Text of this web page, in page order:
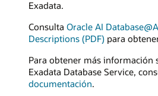
Exadata.
Consulta Oracle AI
Descriptions (PDF) para
Para obtener más información
Exadata Database Service,
documentación.